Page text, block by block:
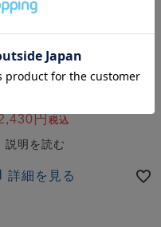
らか天竺ニットパジャ
タログギフト
税込
詳細を見る